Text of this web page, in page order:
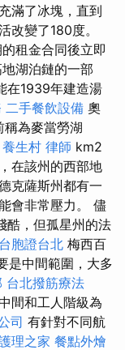
滿了冰塊，直到
改變了180度。
租金合同後立即
湖泊鏈的一部
在1939年建造湯
二手餐飲設備 奧
為麥當勞湖
養生村 律師 km2
在該州的西部地
克薩斯州都有一
會非常壓力。 儘
酷，但孤星州的法
台胞證台北 梅西百
是中間範圍，大多
台北撥筋療法
間和工人階級為
司 有針對不同航
理之家 餐點外燴